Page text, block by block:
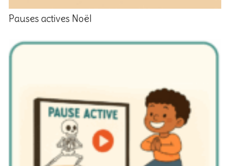
Pauses actives Noël